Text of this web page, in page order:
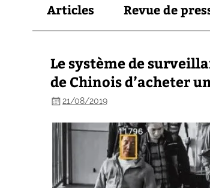
Articles Revue de
Le système de
de Chinois d’acheter
21/08/2019